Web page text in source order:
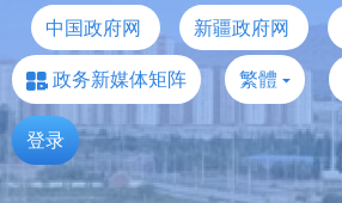
中国政府网 新疆政府网
政务新媒体矩阵
繁體
登录